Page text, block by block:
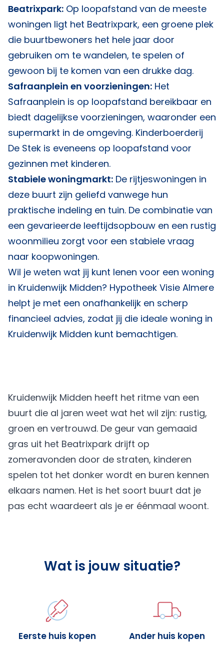
Beatrixpark: Op loopafstand van de meeste
woningen ligt het Beatrixpark, een groene plek
die buurtbewoners het hele jaar door
gebruiken om te wandelen, te spelen of
gewoon bij te komen van een drukke dag.
Safraanplein en voorzieningen: Het
Safraanplein is op loopafstand bereikbaar en
biedt dagelijkse voorzieningen, waaronder een
supermarkt in de omgeving. Kinderboerderij
De Stek is eveneens op loopafstand voor
gezinnen met kinderen.
Stabiele woningmarkt: De rijtjeswoningen in
deze buurt zijn geliefd vanwege hun
praktische indeling en tuin. De combinatie van
een gevarieerde leeftijdsopbouw en een rustig
woonmilieu zorgt voor een stabiele vraag
naar koopwoningen.
Wil je weten wat jij kunt lenen voor een woning
in Kruidenwijk Midden? Hypotheek Visie Almere
helpt je met een onafhankelijk en scherp
financieel advies, zodat jij die ideale woning in
Kruidenwijk Midden kunt bemachtigen.
Kruidenwijk Midden heeft het ritme van een
buurt die al jaren weet wat het wil zijn: rustig,
groen en vertrouwd. De geur van gemaaid
gras uit het Beatrixpark drijft op
zomeravonden door de straten, kinderen
spelen tot het donker wordt en buren kennen
elkaars namen. Het is het soort buurt dat je
pas echt waardeert als je er éénmaal woont.
Wat is jouw situatie?
Eerste huis kopen Ander huis kopen